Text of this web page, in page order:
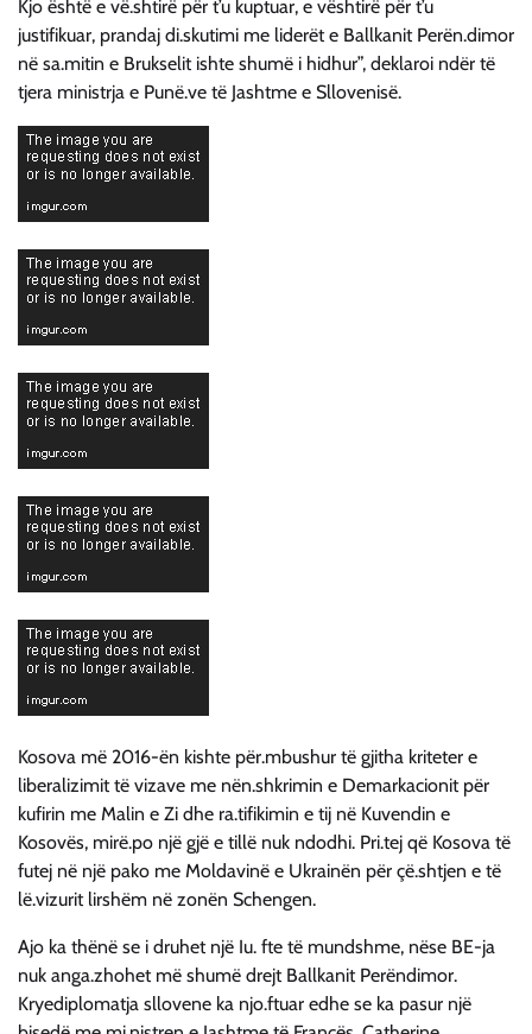
Kjo është e vë.shtirë për t’u kuptuar, e vështirë për t’u
justifikuar, prandaj di.skutimi me liderët e Ballkanit Perën.dimor
në sa.mitin e Brukselit ishte shumë i hidhur”, deklaroi ndër të
tjera ministrja e Punë.ve të Jashtme e Sllovenisë.
Kosova më 2016-ën kishte për.mbushur të gjitha kriteter e
liberalizimit të vizave me nën.shkrimin e Demarkacionit për
kufirin me Malin e Zi dhe ra.tifikimin e tij në Kuvendin e
Kosovës, mirë.po një gjë e tillë nuk ndodhi. Pri.tej që Kosova të
futej në një pako me Moldavinë e Ukrainën për çë.shtjen e të
lë.vizurit lirshëm në zonën Schengen.
Ajo ka thënë se i druhet një Iu. fte të mundshme, nëse BE-ja
nuk anga.zhohet më shumë drejt Ballkanit Perëndimor.
Kryediplomatja sllovene ka njo.ftuar edhe se ka pasur një